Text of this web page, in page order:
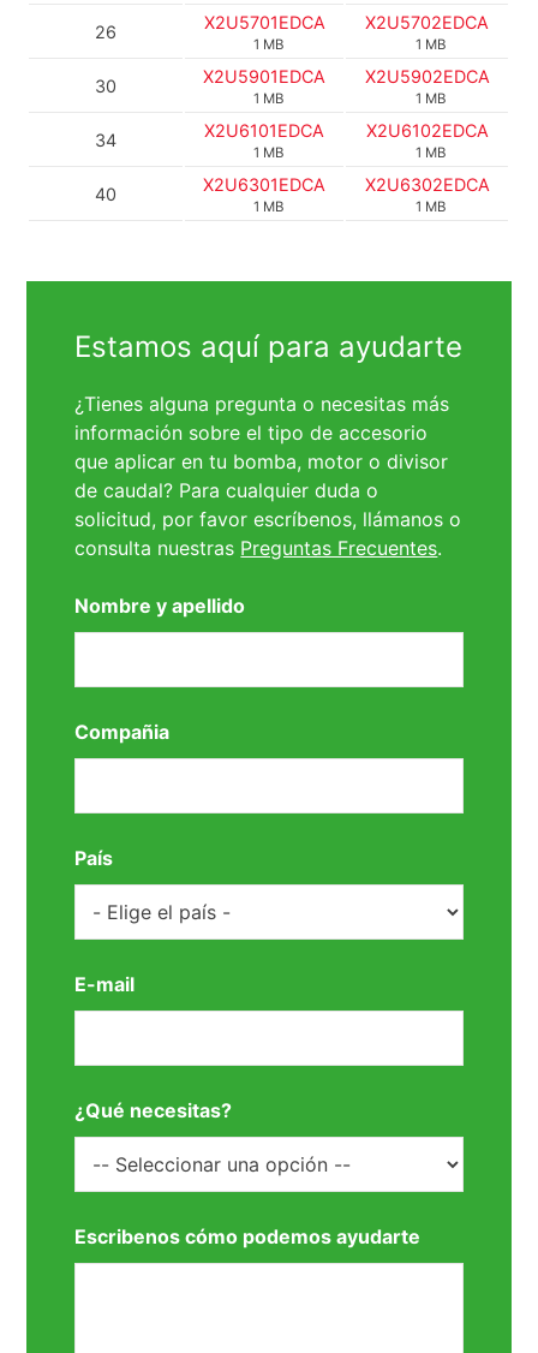
26 X2U5701EDCA
1 MB
X2U5702EDCA
1 MB
30 X2U5901EDCA
1 MB
X2U5902EDCA
1 MB
34 X2U6101EDCA
1 MB
X2U6102EDCA
1 MB
40 X2U6301EDCA
1 MB
X2U6302EDCA
1 MB
Estamos aquí para ayudarte
¿Tienes alguna pregunta o necesitas más
información sobre el tipo de accesorio
que aplicar en tu bomba, motor o divisor
de caudal? Para cualquier duda o
solicitud, por favor escríbenos, llámanos o
consulta nuestras Preguntas Frecuentes.
Nombre y apellido
Compañia
País
E-mail
¿Qué necesitas?
Escribenos cómo podemos ayudarte